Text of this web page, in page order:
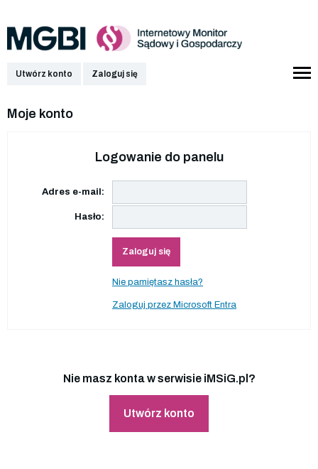
Utwórz konto Zaloguj się
Moje konto
Logowanie do panelu
Adres e-mail:
Hasło:
Zaloguj się
Nie pamiętasz hasła?
Zaloguj przez Microsoft Entra
Nie masz konta w serwisie iMSiG.pl?
Utwórz konto